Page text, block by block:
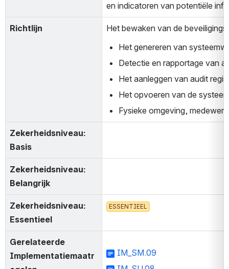
en indicatoren van potentiële
Richtlijn
Het bewaken van de
Het genereren van
Detectie en rapportage van
Het aanleggen van audit
Het opvoeren van de
Fysieke omgeving,
Zekerheidsniveau:
Basis
Zekerheidsniveau:
Belangrijk
Zekerheidsniveau:
Essentieel
ESSENTIEEL
Gerelateerde
Implementatiemaatr
IM_SM.09